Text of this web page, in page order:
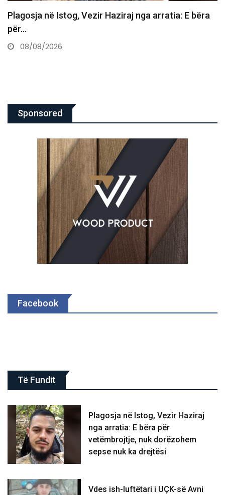
E bëra
Vdes ish-luftëtari i UÇK-së Avni Hoxha
Sponsored
Facebook
Të Fundit
Plagosja në Istog, Vezir Haziraj
nga arratia: E bëra për
vetëmbrojtje, nuk dorëzohem
sepse nuk ka drejtësi
Vdes ish-luftëtari i UÇK-së Avni